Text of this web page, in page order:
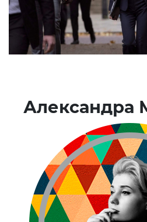
Александра